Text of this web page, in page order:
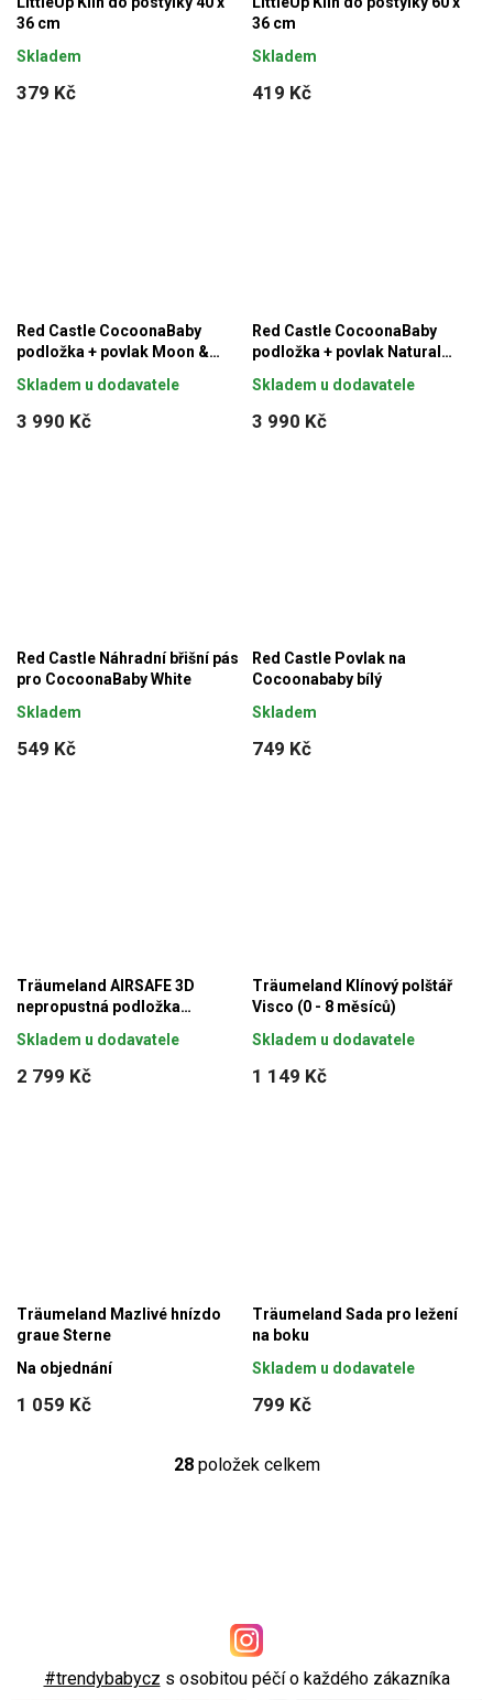
36 cm
379 Kč
Skladem
36 cm
419 Kč
Skladem
Red Castle CocoonaBaby
podložka + povlak Moon &
3 990 Kč
Skladem u dodavatele
Red Castle CocoonaBaby
podložka + povlak Natural
3 990 Kč
Skladem u dodavatele
Red Castle Náhradní břišní pás
pro CocoonaBaby White
549 Kč
Skladem
Red Castle Povlak na
Cocoonababy bílý
749 Kč
Skladem
Träumeland AIRSAFE 3D
nepropustná podložka
2 799 Kč
Skladem u dodavatele
Träumeland Klínový polštář
Visco (0 - 8 měsíců)
1 149 Kč
Skladem u dodavatele
Träumeland Mazlivé hnízdo
graue Sterne
1 059 Kč
Na objednání
Träumeland Sada pro ležení
na boku
799 Kč
Skladem u dodavatele
O
c
í
p
28položek celkem
#trendybabycz s osobitou péčí o každého zákazníka